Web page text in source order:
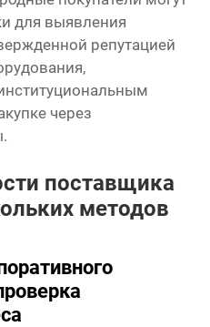
для выявления
репутацией
через
поставщика
методов